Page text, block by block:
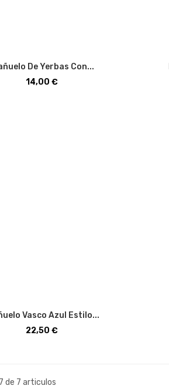
De Yerbas Con...
Precio
14,00 €
Vasco Azul Estilo...
Precio
22,50 €
de 7 articulos